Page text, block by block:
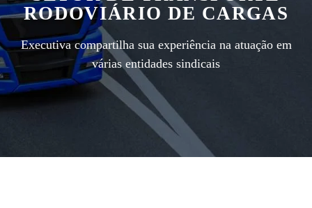
RODOVIÁRIO DE CARGAS
Executiva compartilha sua experiência na atuação em
várias entidades sindicais